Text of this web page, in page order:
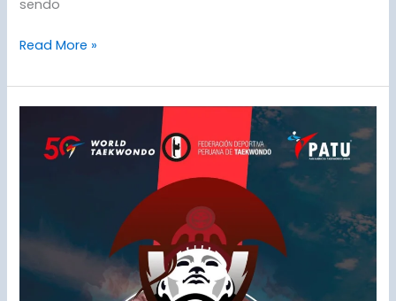
sendo
Read More »
Open
2023